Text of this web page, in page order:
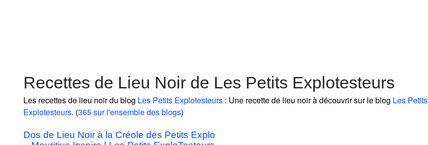
Recettes de Lieu Noir de Les Petits Explotesteurs
Les recettes de lieu noir du blog Les Petits Explotesteurs : Une recette de lieu noir à découvrir sur le blog Les Petits
Explotesteurs. (365 sur l'ensemble des blogs)
Dos de Lieu Noir à la Créole des Petits Explo